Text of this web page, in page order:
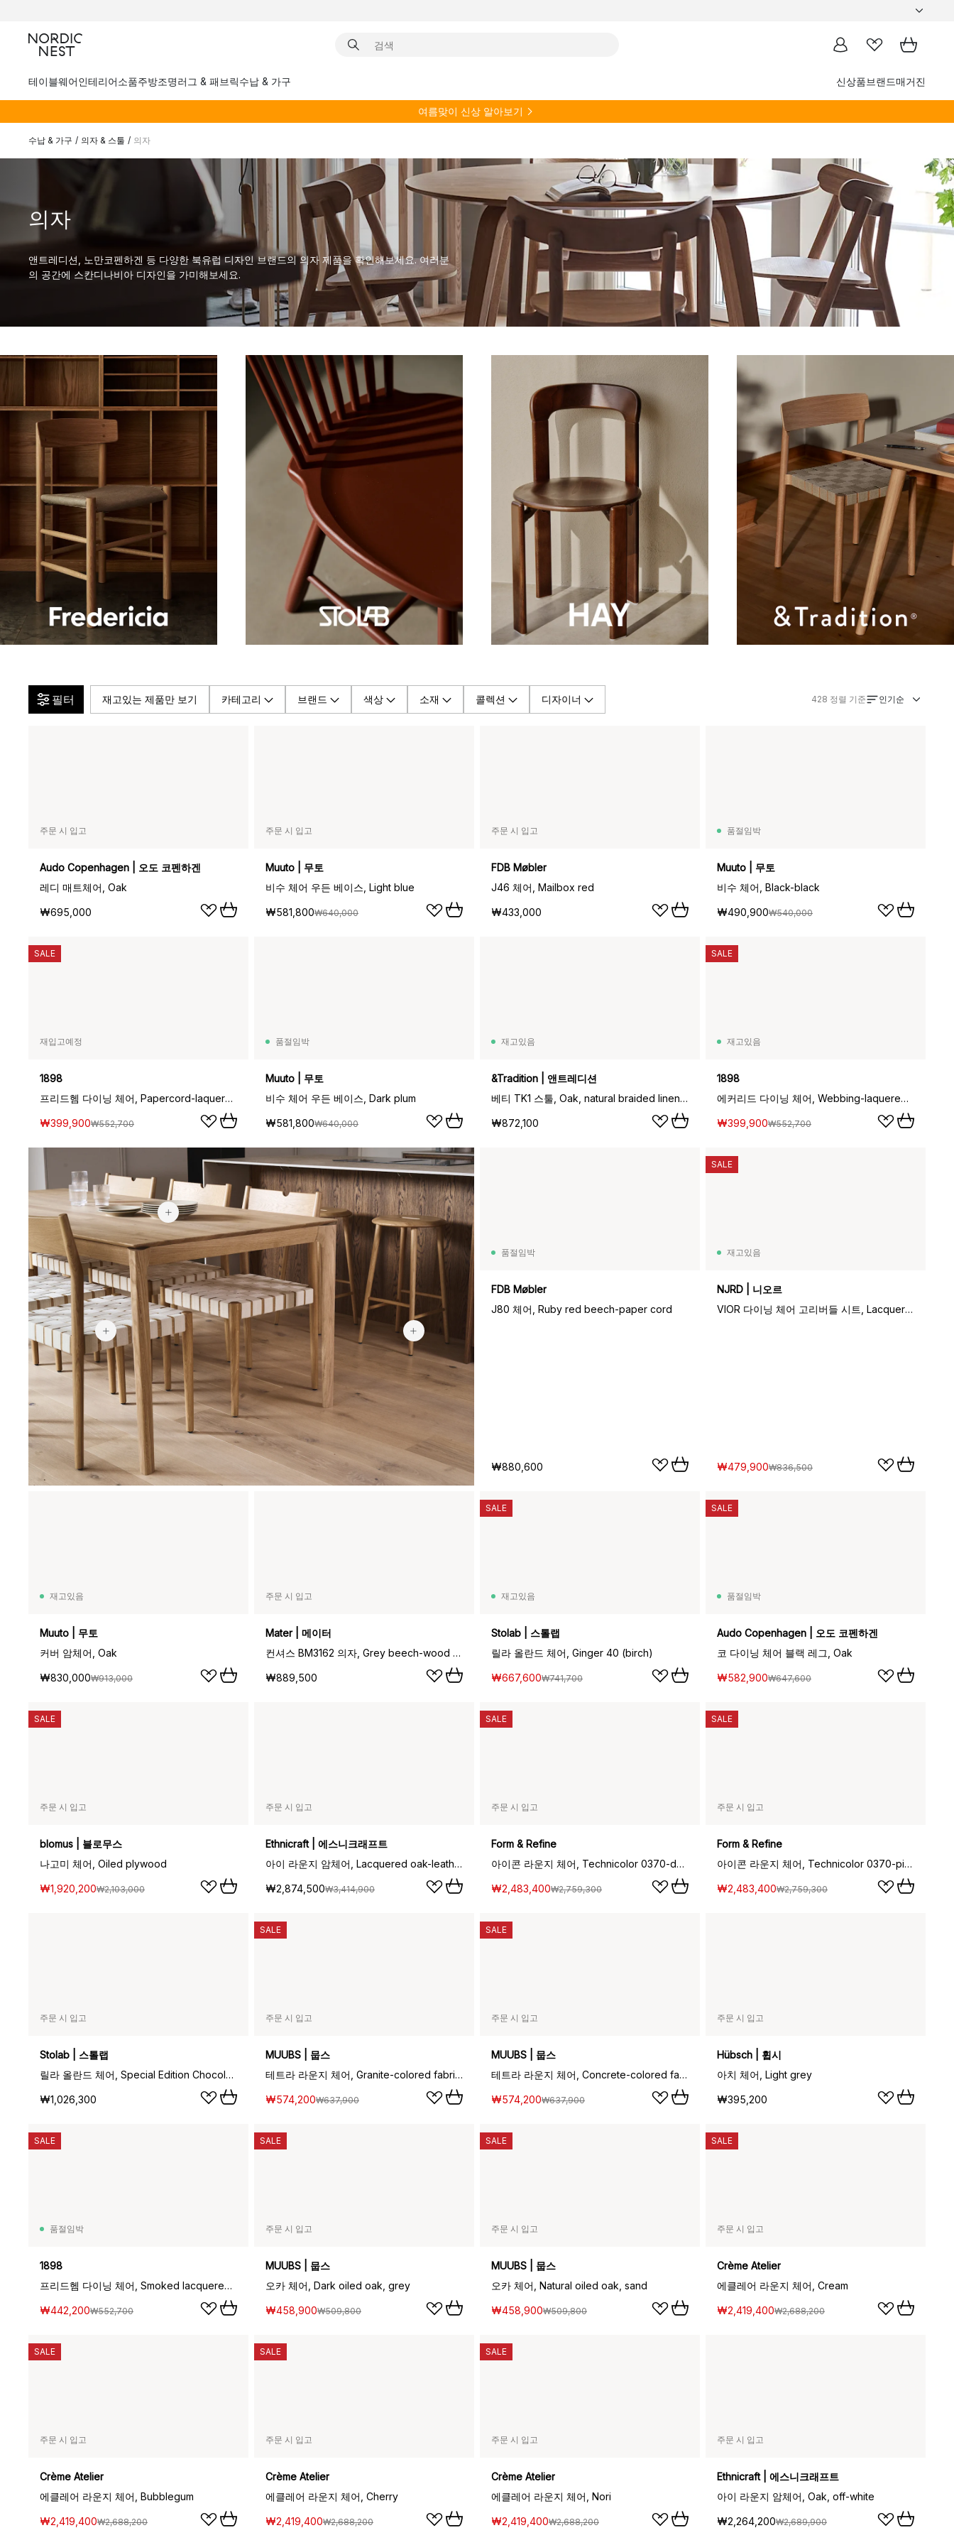
테이블웨어인테리어소품주방조명러그 & 패브릭수납 & 가구 신상품브랜드매거진
여름맞이 신상 알아보기
수납 & 가구 / 의자 & 스툴 / 의자
의자
앤트레디션, 노만코펜하겐 등 다양한 북유럽 디자인 브랜드의 의자 제품을 확인해보세요. 여러분
의 공간에 스칸디나비아 디자인을 가미해보세요.
필터 재고있는 제품만 보기 카테고리 브랜드 색상 소재 콜렉션 디자이너 428 정렬 기준 인기순
주문 시 입고
Audo Copenhagen | 오도 코펜하겐
레디 매트체어, Oak
₩695,000
주문 시 입고
Muuto | 무토
비수 체어 우든 베이스, Light blue
₩581,800₩640,000
주문 시 입고
FDB Møbler
J46 체어, Mailbox red
₩433,000
품절임박
Muuto | 무토
비수 체어, Black-black
₩490,900₩540,000
재입고예정
1898
프리드헴 다이닝 체어, Papercord-laquered oak
₩399,900₩552,700
SALE
품절임박
Muuto | 무토
비수 체어 우든 베이스, Dark plum
₩581,800₩640,000
재고있음
&Tradition | 앤트레디션
베티 TK1 스툴, Oak, natural braided linen band seat
₩872,100
재고있음
1898
에커리드 다이닝 체어, Webbing-laquered oak
₩399,900₩552,700
SALE
₩399,900
₩34,500
품절임박
FDB Møbler
J80 체어, Ruby red beech-paper cord
₩880,600
재고있음
NJRD | 니오르
VIOR 다이닝 체어 고리버들 시트, Lacquered oak-nature
₩479,900₩836,500
SALE
재고있음
Muuto | 무토
커버 암체어, Oak
₩830,000₩913,000
주문 시 입고
Mater | 메이터
컨셔스 BM3162 의자, Grey beech-wood waste grey
₩889,500
재고있음
Stolab | 스톨랩
릴라 올란드 체어, Ginger 40 (birch)
₩667,600₩741,700
SALE
품절임박
Audo Copenhagen | 오도 코펜하겐
코 다이닝 체어 블랙 레그, Oak
₩582,900₩647,600
SALE
주문 시 입고
blomus | 블로무스
나고미 체어, Oiled plywood
₩1,920,200₩2,103,000
SALE
주문 시 입고
Ethnicraft | 에스니크래프트
아이 라운지 암체어, Lacquered oak-leather Sienna
₩2,874,500₩3,414,900
주문 시 입고
Form & Refine
아이콘 라운지 체어, Technicolor 0370-deep brown pine
₩2,483,400₩2,759,300
SALE
주문 시 입고
Form & Refine
아이콘 라운지 체어, Technicolor 0370-pine
₩2,483,400₩2,759,300
SALE
주문 시 입고
Stolab | 스톨랩
릴라 올란드 체어, Special Edition Chocolate brown oil (oak)
₩1,026,300
주문 시 입고
MUUBS | 뭅스
테트라 라운지 체어, Granite-colored fabric–dark oiled oak
₩574,200₩637,900
SALE
주문 시 입고
MUUBS | 뭅스
테트라 라운지 체어, Concrete-colored fabric–natural oiled oak
₩574,200₩637,900
SALE
주문 시 입고
Hübsch | 휩시
아치 체어, Light grey
₩395,200
품절임박
1898
프리드헴 다이닝 체어, Smoked lacquered oak-natural woven
₩442,200₩552,700
SALE
주문 시 입고
MUUBS | 뭅스
오카 체어, Dark oiled oak, grey
₩458,900₩509,800
SALE
주문 시 입고
MUUBS | 뭅스
오카 체어, Natural oiled oak, sand
₩458,900₩509,800
SALE
주문 시 입고
Crème Atelier
에클레어 라운지 체어, Cream
₩2,419,400₩2,688,200
SALE
주문 시 입고
Crème Atelier
에클레어 라운지 체어, Bubblegum
₩2,419,400₩2,688,200
SALE
주문 시 입고
Crème Atelier
에클레어 라운지 체어, Cherry
₩2,419,400₩2,688,200
SALE
주문 시 입고
Crème Atelier
에클레어 라운지 체어, Nori
₩2,419,400₩2,688,200
SALE
주문 시 입고
Ethnicraft | 에스니크래프트
아이 라운지 암체어, Oak, off-white
₩2,264,200₩2,689,900